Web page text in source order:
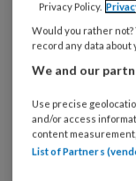
ik al langer
onrustig
discutabele
Er zijn
Privacy Policy.
Would you rather
record any data about
We and our
Use precise
and/or access
content
List of Partners